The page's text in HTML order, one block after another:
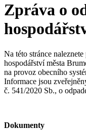
Zpráva o
Na této stránce
hospodářství města
na provoz obecního
Informace jsou
č. 541/2020 Sb., o
Dokumenty